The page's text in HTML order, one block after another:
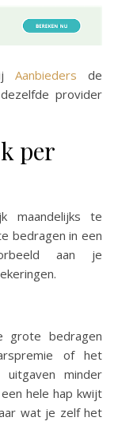
Aanbieders de
provider
per
maandelijks te
bedragen in een
aan je
grote bedragen
of het
minder
hele hap kwijt
wat je zelf het